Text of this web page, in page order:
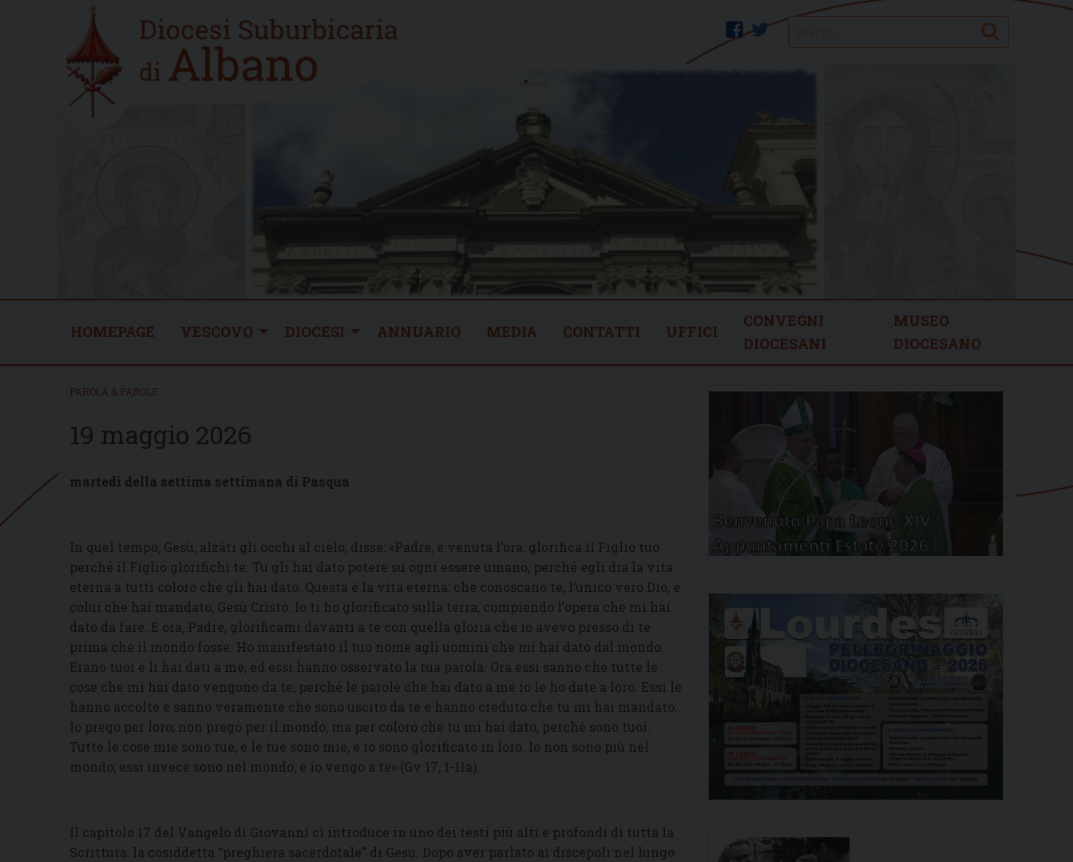
Home
new
twitter
facebook Search
HOMEPAGE VESCOVO DIOCESI ANNUARIO MEDIA CONTATTI UFFICI
CONVEGNI
DIOCESANI
MUSEO
DIOCESANO
PAROLA & PAROLE
19 maggio 2026
martedì della settima settimana di Pasqua
In quel tempo, Gesù, alzàti gli occhi al cielo, disse: «Padre, è venuta l’ora: glorifica il Figlio tuo
perché il Figlio glorifichi te. Tu gli hai dato potere su ogni essere umano, perché egli dia la vita
eterna a tutti coloro che gli hai dato. Questa è la vita eterna: che conoscano te, l’unico vero Dio, e
colui che hai mandato, Gesù Cristo. Io ti ho glorificato sulla terra, compiendo l’opera che mi hai
dato da fare. E ora, Padre, glorificami davanti a te con quella gloria che io avevo presso di te
prima che il mondo fosse. Ho manifestato il tuo nome agli uomini che mi hai dato dal mondo.
Erano tuoi e li hai dati a me, ed essi hanno osservato la tua parola. Ora essi sanno che tutte le
cose che mi hai dato vengono da te, perché le parole che hai dato a me io le ho date a loro. Essi le
hanno accolte e sanno veramente che sono uscito da te e hanno creduto che tu mi hai mandato.
Io prego per loro; non prego per il mondo, ma per coloro che tu mi hai dato, perché sono tuoi.
Tutte le cose mie sono tue, e le tue sono mie, e io sono glorificato in loro. Io non sono più nel
mondo; essi invece sono nel mondo, e io vengo a te» (Gv 17, 1-11a).
Il capitolo 17 del Vangelo di Giovanni ci introduce in uno dei testi più alti e profondi di tutta la
Scrittura: la cosiddetta “preghiera sacerdotale” di Gesù. Dopo aver parlato ai discepoli nel lungo